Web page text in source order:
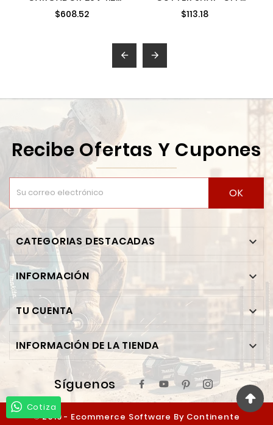
SC125-B3 STNSC200-
B3
$608.52
PARA TRABAJO
PESADO STANLEY 10-
$113.18
 
Recibe Ofertas Y Cupones
OK
CATEGORIAS DESTACADAS 
INFORMACIÓN 
TU CUENTA 
INFORMACIÓN DE LA TIENDA 
Síguenos
© 2019 - Ecommerce Software By Continente
Cotiza